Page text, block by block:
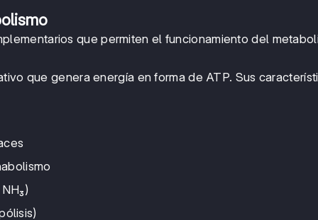
que permiten el funcionamiento del
que genera energía en forma de ATP. Sus